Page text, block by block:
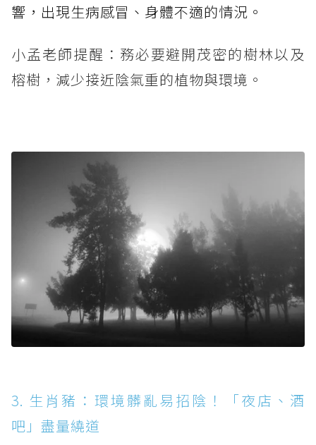
響，出現生病感冒、身體不適的情況。
小孟老師提醒：務必要避開茂密的樹林以及
榕樹，減少接近陰氣重的植物與環境。
3. 生肖豬：環境髒亂易招陰！「夜店、酒
吧」盡量繞道